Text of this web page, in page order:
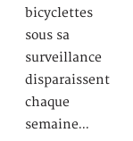
bicyclettes
sous sa
surveillance
disparaissent
chaque
semaine…